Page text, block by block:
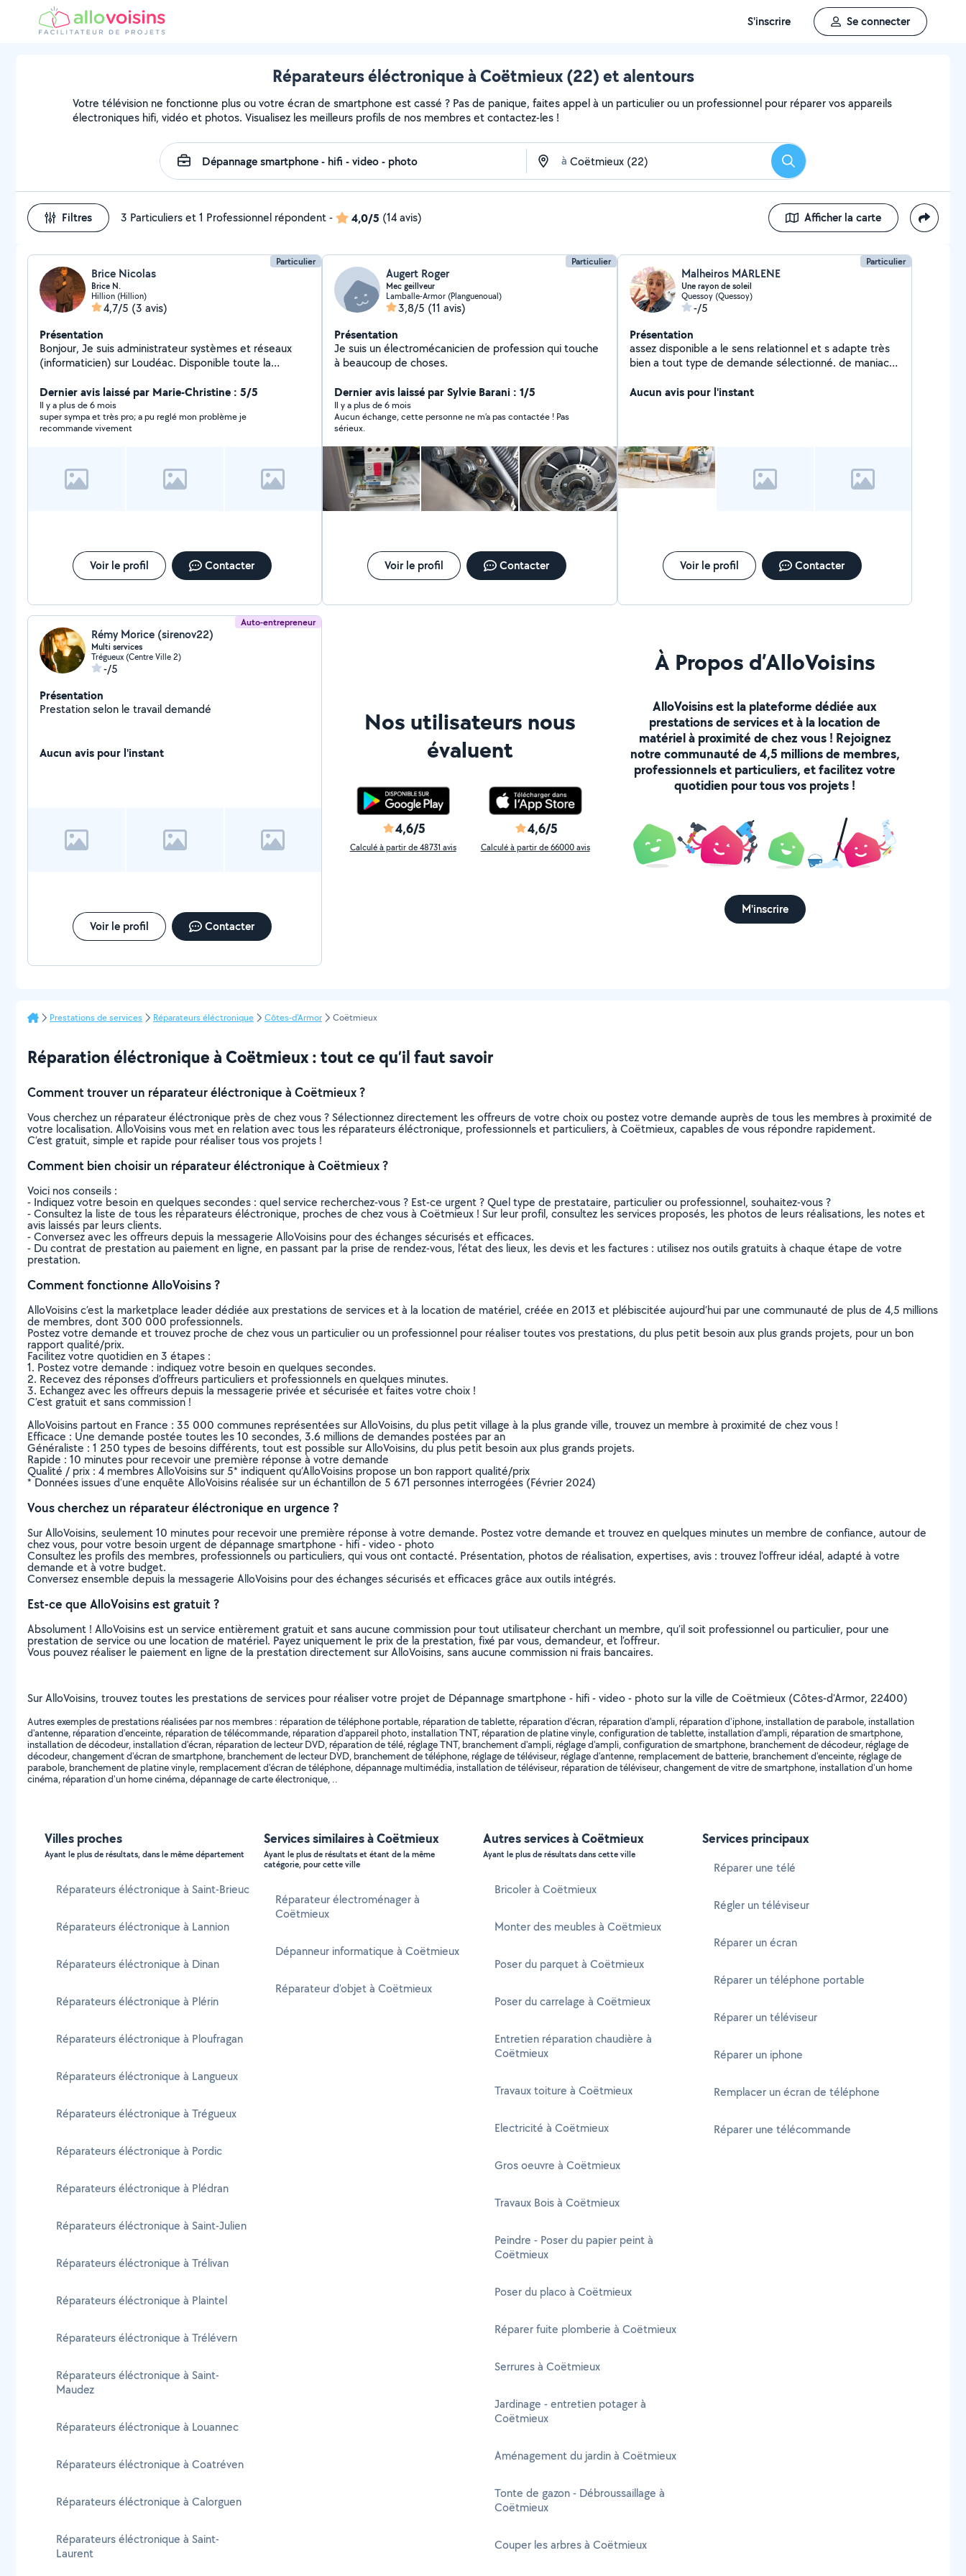
S'inscrire Se connecter
Réparateurs éléctronique à Coëtmieux (22) et alentours
Votre télévision ne fonctionne plus ou votre écran de smartphone est cassé ? Pas de panique, faites appel à un particulier ou un professionnel pour réparer vos appareils
électroniques hifi, vidéo et photos. Visualisez les meilleurs profils de nos membres et contactez-les !
à Rechercher
Filtres 3 Particuliers et 1 Professionnel répondent- 4,0/5 (14 avis) Afficher la carte
Particulier
Brice Nicolas
Brice N.
Hillion (Hillion)
4,7/5 (3 avis)
Présentation
Bonjour, Je suis administrateur systèmes et réseaux
(informaticien) sur Loudéac. Disponible toute la
Saint-Brieuc.
Dernier avis laissé par Marie-Christine : 5/5
Il y a plus de 6 mois
super sympa et très pro; a pu reglé mon problème je
recommande vivement
Voir le profil Contacter
Particulier
Augert Roger
Mec geillveur
Lamballe-Armor (Planguenoual)
3,8/5 (11 avis)
Présentation
Je suis un électromécanicien de profession qui touche
à beaucoup de choses.
Dernier avis laissé par Sylvie Barani : 1/5
Il y a plus de 6 mois
Aucun échange, cette personne ne m’a pas contactée ! Pas
sérieux.
Voir le profil Contacter
Particulier
Malheiros MARLENE
Une rayon de soleil
Quessoy (Quessoy)
-/5
Présentation
assez disponible a le sens relationnel et s adapte très
bien a tout type de demande sélectionné. de maniac a
cesu
Aucun avis pour l'instant
Voir le profil Contacter
Auto-entrepreneur
Rémy Morice (sirenov22)
Multi services
Trégueux (Centre Ville 2)
-/5
Présentation
Prestation selon le travail demandé
Aucun avis pour l'instant
Voir le profil Contacter
Nos utilisateurs nous
évaluent
4,6/5
Calculé à partir de 48731 avis
4,6/5
Calculé à partir de 66000 avis
À Propos d’AlloVoisins
AlloVoisins est la plateforme dédiée aux
prestations de services et à la location de
matériel à proximité de chez vous ! Rejoignez
notre communauté de 4,5 millions de membres,
professionnels et particuliers, et facilitez votre
quotidien pour tous vos projets !
M'inscrire
Prestations de services Réparateurs éléctronique Côtes-d'Armor Coëtmieux
Réparation éléctronique à Coëtmieux : tout ce qu’il faut savoir
Comment trouver un réparateur éléctronique à Coëtmieux ?
Vous cherchez un réparateur éléctronique près de chez vous ? Sélectionnez directement les offreurs de votre choix ou postez votre demande auprès de tous les membres à proximité de
votre localisation. AlloVoisins vous met en relation avec tous les réparateurs éléctronique, professionnels et particuliers, à Coëtmieux, capables de vous répondre rapidement.
C’est gratuit, simple et rapide pour réaliser tous vos projets !
Comment bien choisir un réparateur éléctronique à Coëtmieux ?
Voici nos conseils :
- Indiquez votre besoin en quelques secondes : quel service recherchez-vous ? Est-ce urgent ? Quel type de prestataire, particulier ou professionnel, souhaitez-vous ?
- Consultez la liste de tous les réparateurs éléctronique, proches de chez vous à Coëtmieux ! Sur leur profil, consultez les services proposés, les photos de leurs réalisations, les notes et
avis laissés par leurs clients.
- Conversez avec les offreurs depuis la messagerie AlloVoisins pour des échanges sécurisés et efficaces.
- Du contrat de prestation au paiement en ligne, en passant par la prise de rendez-vous, l’état des lieux, les devis et les factures : utilisez nos outils gratuits à chaque étape de votre
prestation.
Comment fonctionne AlloVoisins ?
AlloVoisins c’est la marketplace leader dédiée aux prestations de services et à la location de matériel, créée en 2013 et plébiscitée aujourd’hui par une communauté de plus de 4,5 millions
de membres, dont 300 000 professionnels.
Postez votre demande et trouvez proche de chez vous un particulier ou un professionnel pour réaliser toutes vos prestations, du plus petit besoin aux plus grands projets, pour un bon
rapport qualité/prix.
Facilitez votre quotidien en 3 étapes :
1. Postez votre demande : indiquez votre besoin en quelques secondes.
2. Recevez des réponses d’offreurs particuliers et professionnels en quelques minutes.
3. Echangez avec les offreurs depuis la messagerie privée et sécurisée et faites votre choix !
C’est gratuit et sans commission !
AlloVoisins partout en France : 35 000 communes représentées sur AlloVoisins, du plus petit village à la plus grande ville, trouvez un membre à proximité de chez vous !
Efficace : Une demande postée toutes les 10 secondes, 3.6 millions de demandes postées par an
Généraliste : 1 250 types de besoins différents, tout est possible sur AlloVoisins, du plus petit besoin aux plus grands projets.
Rapide : 10 minutes pour recevoir une première réponse à votre demande
Qualité / prix : 4 membres AlloVoisins sur 5* indiquent qu’AlloVoisins propose un bon rapport qualité/prix
* Données issues d’une enquête AlloVoisins réalisée sur un échantillon de 5 671 personnes interrogées (Février 2024)
Vous cherchez un réparateur éléctronique en urgence ?
Sur AlloVoisins, seulement 10 minutes pour recevoir une première réponse à votre demande. Postez votre demande et trouvez en quelques minutes un membre de confiance, autour de
chez vous, pour votre besoin urgent de dépannage smartphone - hifi - video - photo
Consultez les profils des membres, professionnels ou particuliers, qui vous ont contacté. Présentation, photos de réalisation, expertises, avis : trouvez l'offreur idéal, adapté à votre
demande et à votre budget.
Conversez ensemble depuis la messagerie AlloVoisins pour des échanges sécurisés et efficaces grâce aux outils intégrés.
Est-ce que AlloVoisins est gratuit ?
Absolument ! AlloVoisins est un service entièrement gratuit et sans aucune commission pour tout utilisateur cherchant un membre, qu’il soit professionnel ou particulier, pour une
prestation de service ou une location de matériel. Payez uniquement le prix de la prestation, fixé par vous, demandeur, et l’offreur.
Vous pouvez réaliser le paiement en ligne de la prestation directement sur AlloVoisins, sans aucune commission ni frais bancaires.
Sur AlloVoisins, trouvez toutes les prestations de services pour réaliser votre projet de Dépannage smartphone - hifi - video - photo sur la ville de Coëtmieux (Côtes-d'Armor, 22400)
Autres exemples de prestations réalisées par nos membres : réparation de téléphone portable, réparation de tablette, réparation d'écran, réparation d'ampli, réparation d'iphone, installation de parabole, installation
d'antenne, réparation d'enceinte, réparation de télécommande, réparation d'appareil photo, installation TNT, réparation de platine vinyle, configuration de tablette, installation d'ampli, réparation de smartphone,
installation de décodeur, installation d'écran, réparation de lecteur DVD, réparation de télé, réglage TNT, branchement d'ampli, réglage d'ampli, configuration de smartphone, branchement de décodeur, réglage de
décodeur, changement d'écran de smartphone, branchement de lecteur DVD, branchement de téléphone, réglage de téléviseur, réglage d'antenne, remplacement de batterie, branchement d'enceinte, réglage de
parabole, branchement de platine vinyle, remplacement d'écran de téléphone, dépannage multimédia, installation de téléviseur, réparation de téléviseur, changement de vitre de smartphone, installation d'un home
cinéma, réparation d'un home cinéma, dépannage de carte électronique, ..
Villes proches
Ayant le plus de résultats, dans le même département
Réparateurs éléctronique à Saint-Brieuc
Réparateurs éléctronique à Lannion
Réparateurs éléctronique à Dinan
Réparateurs éléctronique à Plérin
Réparateurs éléctronique à Ploufragan
Réparateurs éléctronique à Langueux
Réparateurs éléctronique à Trégueux
Réparateurs éléctronique à Pordic
Réparateurs éléctronique à Plédran
Réparateurs éléctronique à Saint-Julien
Réparateurs éléctronique à Trélivan
Réparateurs éléctronique à Plaintel
Réparateurs éléctronique à Trélévern
Réparateurs éléctronique à Saint-
Maudez
Réparateurs éléctronique à Louannec
Réparateurs éléctronique à Coatréven
Réparateurs éléctronique à Calorguen
Réparateurs éléctronique à Saint-
Laurent
Services similaires à Coëtmieux
Ayant le plus de résultats et étant de la même
catégorie, pour cette ville
Réparateur électroménager à
Coëtmieux
Dépanneur informatique à Coëtmieux
Réparateur d'objet à Coëtmieux
Autres services à Coëtmieux
Ayant le plus de résultats dans cette ville
Bricoler à Coëtmieux
Monter des meubles à Coëtmieux
Poser du parquet à Coëtmieux
Poser du carrelage à Coëtmieux
Entretien réparation chaudière à
Coëtmieux
Travaux toiture à Coëtmieux
Electricité à Coëtmieux
Gros oeuvre à Coëtmieux
Travaux Bois à Coëtmieux
Peindre - Poser du papier peint à
Coëtmieux
Poser du placo à Coëtmieux
Réparer fuite plomberie à Coëtmieux
Serrures à Coëtmieux
Jardinage - entretien potager à
Coëtmieux
Aménagement du jardin à Coëtmieux
Tonte de gazon - Débroussaillage à
Coëtmieux
Couper les arbres à Coëtmieux
Services principaux
Réparer une télé
Régler un téléviseur
Réparer un écran
Réparer un téléphone portable
Réparer un téléviseur
Réparer un iphone
Remplacer un écran de téléphone
Réparer une télécommande